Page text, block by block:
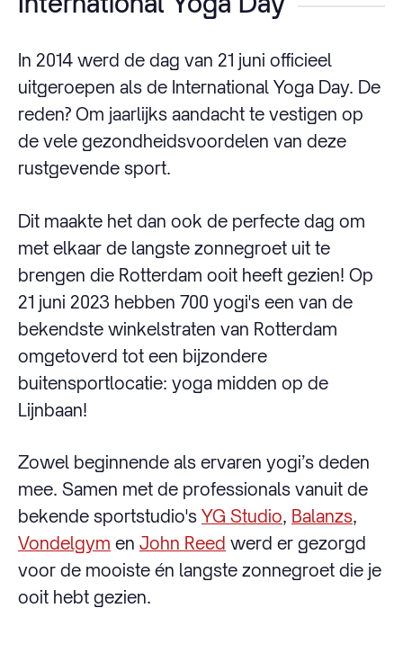
In 2014 werd de dag van 21 juni officieel
uitgeroepen als de International Yoga Day. De
reden? Om jaarlijks aandacht te vestigen op
de vele gezondheidsvoordelen van deze
rustgevende sport.
Dit maakte het dan ook de perfecte dag om
met elkaar de langste zonnegroet uit te
brengen die Rotterdam ooit heeft gezien! Op
21 juni 2023 hebben 700 yogi's een van de
bekendste winkelstraten van Rotterdam
omgetoverd tot een bijzondere
buitensportlocatie: yoga midden op de
Lijnbaan!
Zowel beginnende als ervaren yogi’s deden
mee. Samen met de professionals vanuit de
bekende sportstudio's YG Studio, Balanzs,
Vondelgym en John Reed werd er gezorgd
voor de mooiste én langste zonnegroet die je
ooit hebt gezien.